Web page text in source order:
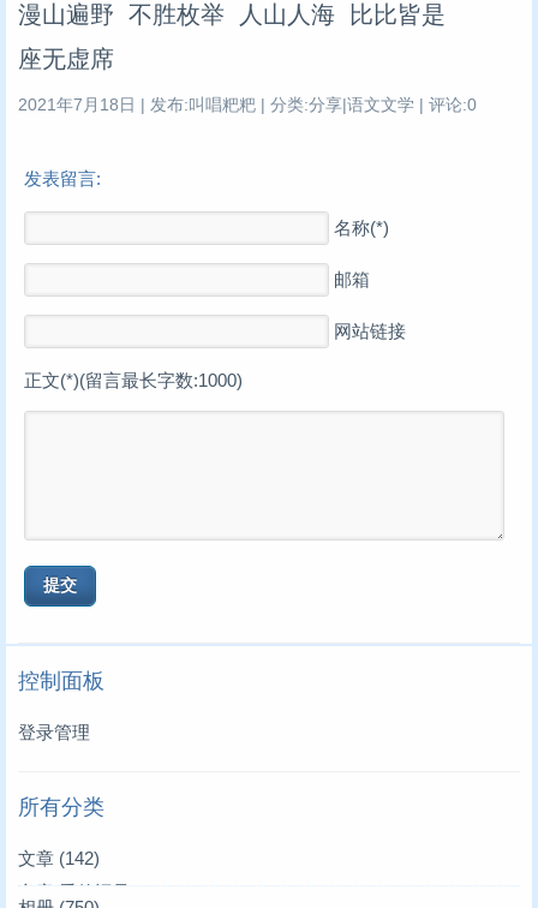
漫山遍野 不胜枚举 人山人海 比比皆是
座无虚席
2021年7月18日 | 发布:叫唱粑粑 | 分类:分享|语文文学 | 评论:0
发表留言:
名称(*)
邮箱
网站链接
正文(*)(留言最长字数:1000)
控制面板
登录管理
所有分类
文章 (142)
文章|爱的记录(3)